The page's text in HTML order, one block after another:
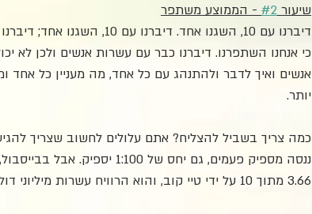
שיעור #2 - הממוצע משתפר
כי אנחנו השתפרנו. דיברנו כבר עם עשרות אנשים ולכן לא
אנשים ואיך לדבר ולהתנהג עם כל אחד, מה מעניין כל אחד
יותר.
ננסה מספיק פעמים, גם יחס של
3.66 מתוך 10 על ידי טיי קוב, והוא הרוויח עשרות מיליוני דולרים.